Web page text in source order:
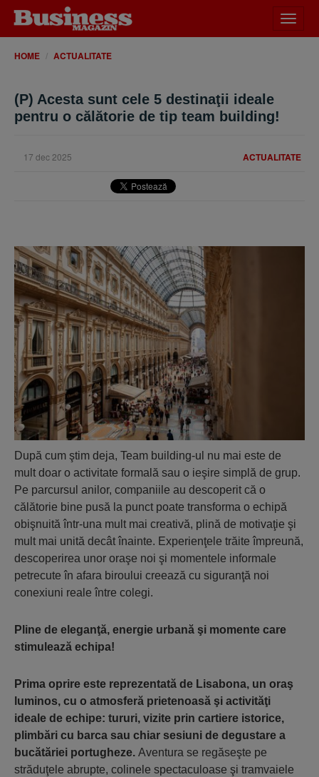
meniu
HOME ACTUALITATE
(P) Acesta sunt cele 5 destinaţii ideale
pentru o călătorie de tip team building!
ACTUALITATE
17 dec 2025
După cum ştim deja, Team building-ul nu mai este de
mult doar o activitate formală sau o ieşire simplă de grup.
Pe parcursul anilor, companiile au descoperit că o
călătorie bine pusă la punct poate transforma o echipă
obişnuită într-una mult mai creativă, plină de motivaţie şi
mult mai unită decât înainte. Experienţele trăite împreună,
descoperirea unor oraşe noi şi momentele informale
petrecute în afara biroului creează cu siguranţă noi
conexiuni reale între colegi.
Pline de eleganţă, energie urbană şi momente care
stimulează echipa!
Prima oprire este reprezentată de Lisabona, un oraş
luminos, cu o atmosferă prietenoasă şi activităţi
ideale de echipe: tururi, vizite prin cartiere istorice,
plimbări cu barca sau chiar sesiuni de degustare a
bucătăriei portugheze. Aventura se regăseşte pe
străduţele abrupte, colinele spectaculoase şi tramvaiele